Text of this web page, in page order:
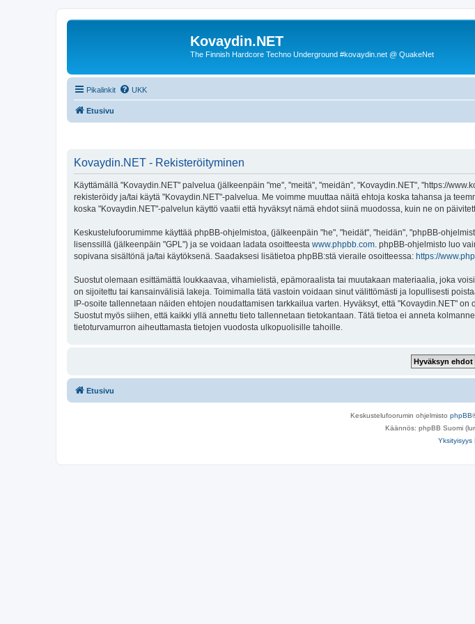
Kovaydin.NET
The Finnish Hardcore Techno Underground #kovaydin.net @ QuakeNet
Pikalinkit UKK
Etusivu
Kovaydin.NET - Rekisteröityminen
Käyttämällä "Kovaydin.NET" palvelua (jälkeenpäin "me", "meitä", "meidän", "Kovaydin.NET", "https://
rekisteröidy ja/tai käytä "Kovaydin.NET"-palvelua. Me voimme muuttaa näitä ehtoja koska tahansa ja
koska "Kovaydin.NET"-palvelun käyttö vaatii että hyväksyt nämä ehdot siinä muodossa, kuin ne on
Keskustelufoorumimme käyttää phpBB-ohjelmistoa, (jälkeenpäin "he", "heidät", "heidän", "phpBB-
lisenssillä (jälkeenpäin "GPL") ja se voidaan ladata osoitteesta www.phpbb.com. phpBB-ohjelmisto luo
sopivana sisältönä ja/tai käytöksenä. Saadaksesi lisätietoa phpBB:stä vieraile osoitteessa: https://
Suostut olemaan esittämättä loukkaavaa, vihamielistä, epämoraalista tai muutakaan materiaalia, joka
on sijoitettu tai kansainvälisiä lakeja. Toimimalla tätä vastoin voidaan sinut välittömästi ja lopullisesti
IP-osoite tallennetaan näiden ehtojen noudattamisen tarkkailua varten. Hyväksyt, että "Kovaydin.NET"
Suostut myös siihen, että kaikki yllä annettu tieto tallennetaan tietokantaan. Tätä tietoa ei anneta
tietoturvamurron aiheuttamasta tietojen vuodosta ulkopuolisille tahoille.
Etusivu
Keskustelufoorumin ohjelmisto phpBB
Käännös: phpBB Suomi
Yksityisyys